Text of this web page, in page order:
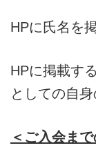
HPに氏名を
HPに掲載す
としての自身
＜ご入会ま